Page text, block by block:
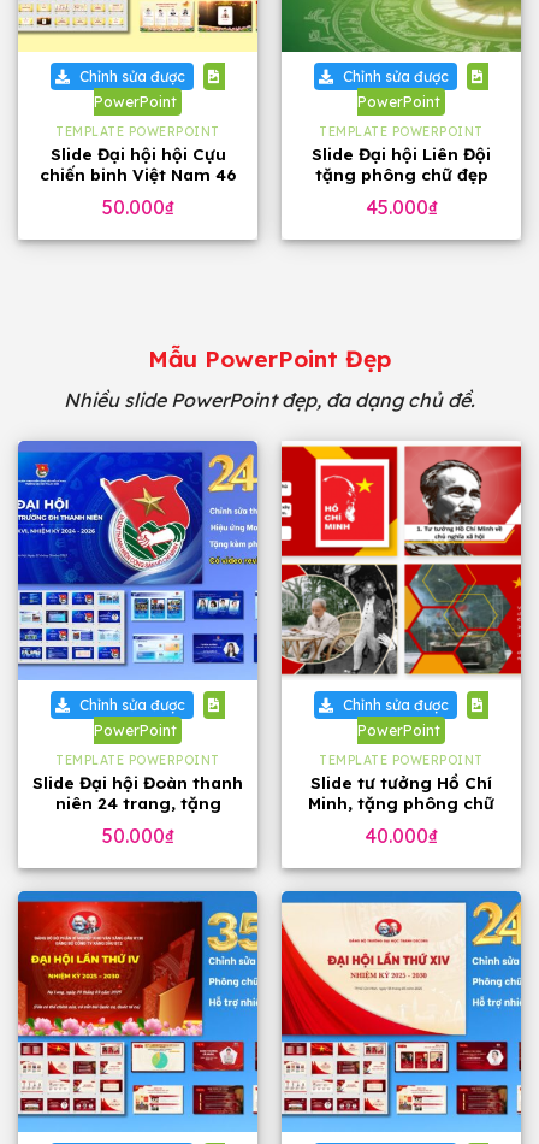
Chỉnh sửa được
PowerPoint
TEMPLATE POWERPOINT
Slide Đại hội hội Cựu
chiến binh Việt Nam 46
50.000₫
Chỉnh sửa được
PowerPoint
TEMPLATE POWERPOINT
Slide Đại hội Liên Đội
tặng phông chữ đẹp
45.000₫
Mẫu PowerPoint Đẹp
Nhiều slide PowerPoint đẹp, đa dạng chủ đề.
Chỉnh sửa được
PowerPoint
TEMPLATE POWERPOINT
Slide Đại hội Đoàn thanh
niên 24 trang, tặng
50.000₫
Chỉnh sửa được
PowerPoint
TEMPLATE POWERPOINT
Slide tư tưởng Hồ Chí
Minh, tặng phông chữ
40.000₫